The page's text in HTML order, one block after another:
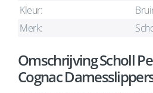
Kleur:
Merk:
Omschrijving Scholl
Cognac